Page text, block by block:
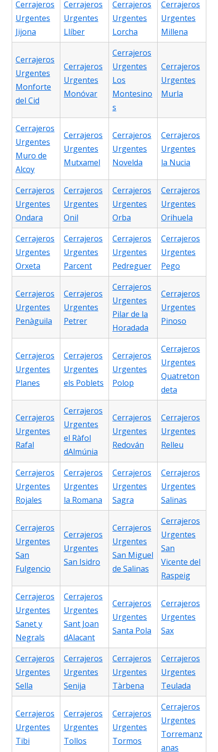
Cerrajeros
Urgentes
Jijona
Cerrajeros
Urgentes
Llíber
Cerrajeros
Urgentes
Lorcha
Cerrajeros
Urgentes
Millena
Cerrajeros
Urgentes
Monforte
del Cid
Cerrajeros
Urgentes
Monóvar
Cerrajeros
Urgentes
Los
Montesino
s
Cerrajeros
Urgentes
Murla
Cerrajeros
Urgentes
Muro de
Alcoy
Cerrajeros
Urgentes
Mutxamel
Cerrajeros
Urgentes
Novelda
Cerrajeros
Urgentes
la Nucia
Cerrajeros
Urgentes
Ondara
Cerrajeros
Urgentes
Onil
Cerrajeros
Urgentes
Orba
Cerrajeros
Urgentes
Orihuela
Cerrajeros
Urgentes
Orxeta
Cerrajeros
Urgentes
Parcent
Cerrajeros
Urgentes
Pedreguer
Cerrajeros
Urgentes
Pego
Cerrajeros
Urgentes
Penàguila
Cerrajeros
Urgentes
Petrer
Cerrajeros
Urgentes
Pilar de la
Horadada
Cerrajeros
Urgentes
Pinoso
Cerrajeros
Urgentes
Planes
Cerrajeros
Urgentes
els Poblets
Cerrajeros
Urgentes
Polop
Cerrajeros
Urgentes
Quatreton
deta
Cerrajeros
Urgentes
Rafal
Cerrajeros
Urgentes
el Ràfol
dAlmúnia
Cerrajeros
Urgentes
Redován
Cerrajeros
Urgentes
Relleu
Cerrajeros
Urgentes
Rojales
Cerrajeros
Urgentes
la Romana
Cerrajeros
Urgentes
Sagra
Cerrajeros
Urgentes
Salinas
Cerrajeros
Urgentes
San
Fulgencio
Cerrajeros
Urgentes
San Isidro
Cerrajeros
Urgentes
San Miguel
de Salinas
Cerrajeros
Urgentes
San
Vicente del
Raspeig
Cerrajeros
Urgentes
Sanet y
Negrals
Cerrajeros
Urgentes
Sant Joan
dAlacant
Cerrajeros
Urgentes
Santa Pola
Cerrajeros
Urgentes
Sax
Cerrajeros
Urgentes
Sella
Cerrajeros
Urgentes
Senija
Cerrajeros
Urgentes
Tàrbena
Cerrajeros
Urgentes
Teulada
Cerrajeros
Urgentes
Tibi
Cerrajeros
Urgentes
Tollos
Cerrajeros
Urgentes
Tormos
Cerrajeros
Urgentes
Torremanz
anas